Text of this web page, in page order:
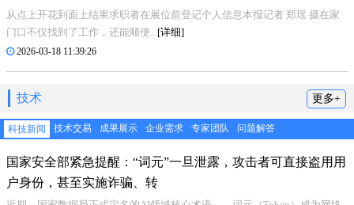
从点上开花到面上结果求职者在展位前登记个人信息本报记者 郑瑶 摄在家
门口不仅找到了工作，还能顺便... [详细]
2026-03-18 11:39:26
技术 更多+
科技新闻 技术交易 成果展示 企业需求 专家团队 问题解答
国家安全部紧急提醒：“词元”一旦泄露，攻击者可直接盗用用
户身份，甚至实施诈骗、转